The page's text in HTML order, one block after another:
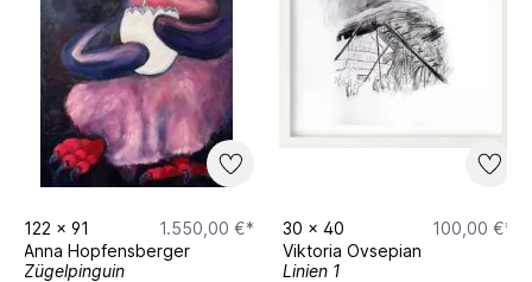
122 x 91
1.550,00 €*
Anna Hopfensberger
Zügelpinguin
30 x 40
100,00 €*
Viktoria Ovsepian
Linien 1